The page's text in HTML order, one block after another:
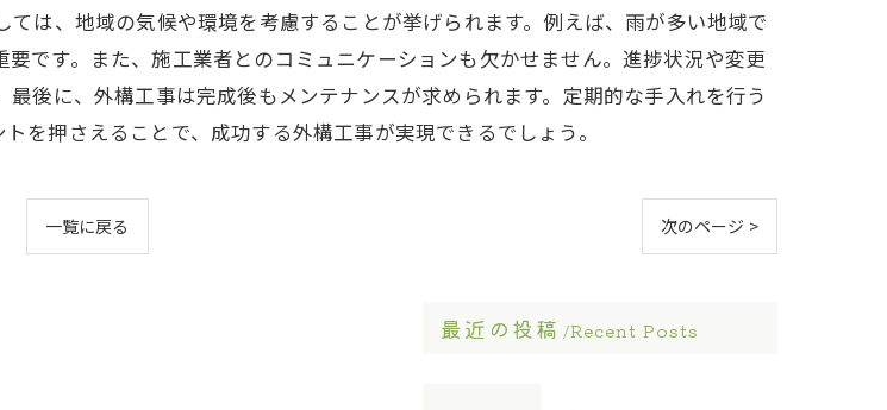
は、地域の気候や環境を考慮することが挙げられます。例えば、雨が多い地域で
です。また、施工業者とのコミュニケーションも欠かせません。進捗状況や変更
後に、外構工事は完成後もメンテナンスが求められます。定期的な手入れを行う
を押さえることで、成功する外構工事が実現できるでしょう。
一覧に戻る 次のページ >
最近の投稿 Recent Posts